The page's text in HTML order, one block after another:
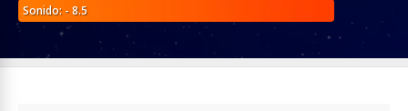
Sonido: - 8.5